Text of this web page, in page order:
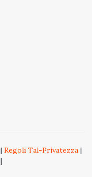
|Regoli Tal-Privatezza |
|